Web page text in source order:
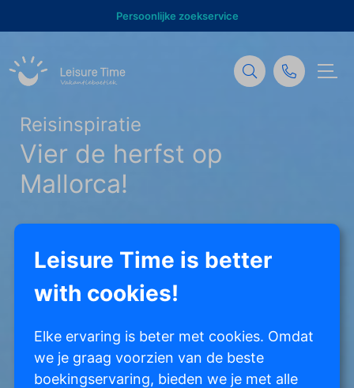
Persoonlijke zoekservice
Reisinspiratie
Vier de herfst op
Mallorca!
Leisure Time is better
with cookies!
Elke ervaring is beter met cookies. Omdat
we je graag voorzien van de beste
boekingservaring, bieden we je met alle